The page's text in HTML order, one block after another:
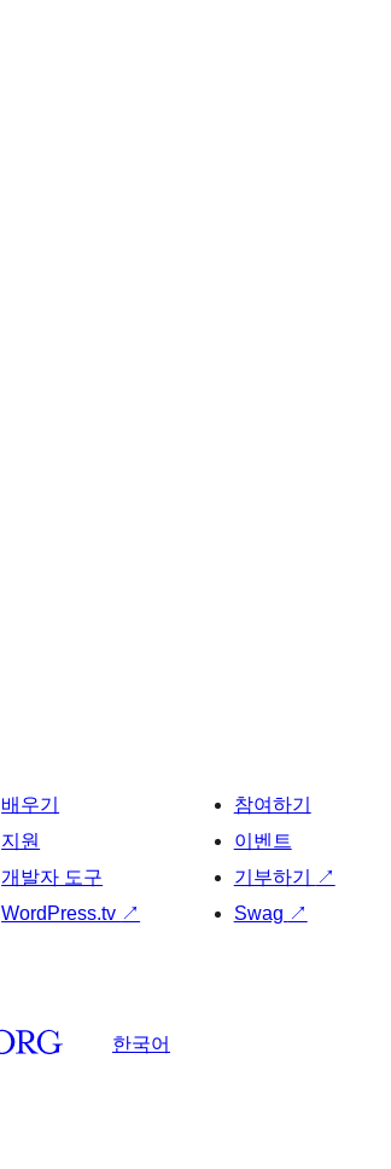
배우기
지원
개발자 도구
WordPress.tv ↗
참여하기
이벤트
기부하기
↗
Swag ↗
한국어